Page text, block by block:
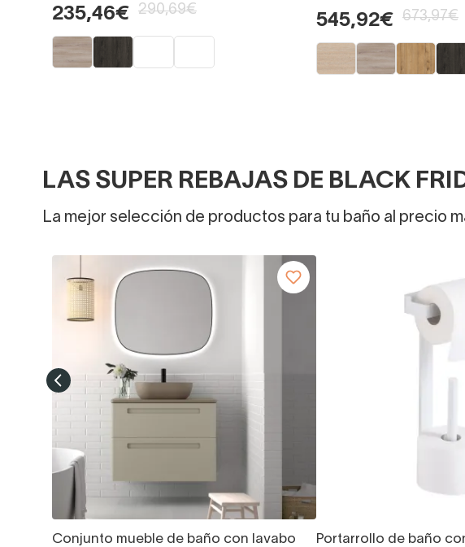
235,46€ 290,69€
545,92€ 673,97€
LAS SUPER REBAJAS DE BLACK
La mejor selección de productos para tu baño al precio
Conjunto mueble de baño con lavabo
Portarrollo de baño